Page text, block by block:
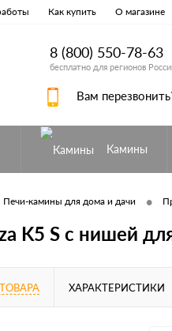
Как купить О магазине
8 (800) 550-78-63
бесплатно для регионов
Вам
Камины
Печи-камины для дома и дачи •
K5 S с нишей
ХАРАКТЕРИСТИКИ